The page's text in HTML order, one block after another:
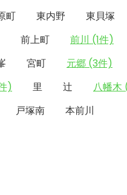
町 東内野 東貝塚
前上町 前川 (1件)
宮町 元郷 (3件)
) 里 辻 八幡木
戸塚南 本前川